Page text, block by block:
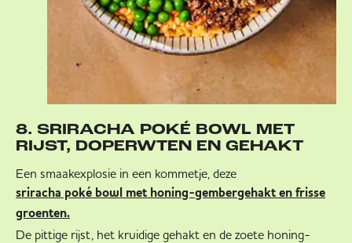
8. SRIRACHA POKÉ BOWL MET
RIJST, DOPERWTEN EN GEHAKT
Een smaakexplosie in een kommetje, deze
sriracha poké bowl met honing-gembergehakt en frisse
groenten.
De pittige rijst, het kruidige gehakt en de zoete honing-